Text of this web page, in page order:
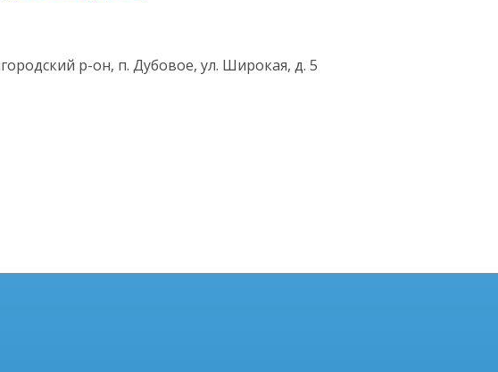
р-он, п. Дубовое, ул. Широкая, д. 5